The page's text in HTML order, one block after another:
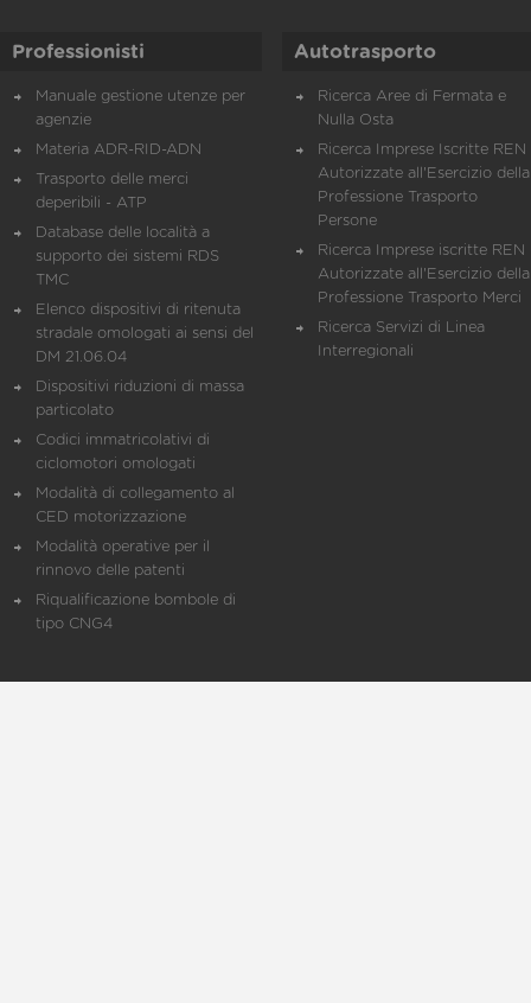
Professionisti
Manuale gestione utenze per
agenzie
Materia ADR-RID-ADN
Trasporto delle merci
deperibili - ATP
Database delle località a
supporto dei sistemi RDS
TMC
Elenco dispositivi di ritenuta
stradale omologati ai sensi del
DM 21.06.04
Dispositivi riduzioni di massa
particolato
Codici immatricolativi di
ciclomotori omologati
Modalità di collegamento al
CED motorizzazione
Modalità operative per il
rinnovo delle patenti
Riqualificazione bombole di
tipo CNG4
Autotrasporto
Ricerca Aree di Fermata e
Nulla Osta
Ricerca Imprese Iscritte REN
Autorizzate all'Esercizio della
Professione Trasporto
Persone
Ricerca Imprese iscritte REN
Autorizzate all'Esercizio della
Professione Trasporto Merci
Ricerca Servizi di Linea
Interregionali